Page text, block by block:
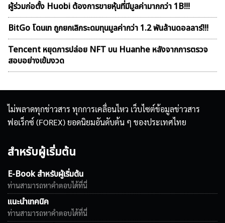
ผู้ร่วมก่อตั้ง Huobi ต้องการขายหุ้นที่มีมูลค่ามากกว่า 1B!!!
BitGo โดนเท ถูกยกเลิกระดมทุนมูลค่ากว่า 1.2 พันล้านดอลลาร์!!!
Tencent หยุดการปล่อย NFT บน Huanhe หลังจากการตรวจ
สอบอย่างเข้มงวด
ไม่พลาดทุกข่าวสาร ทุกการเคลื่อนไหว เว็บไซต์ข้อมูลข่าวสาร
ฟอเร็กซ์ (FOREX) ยอดนิยมอันดับต้น ๆ ของประเทศไทย
สำหรับผู้เริ่มต้น
E-Book สำหรับผู้เริ่มต้น
ท่านสามารถหาคำตอบได้ที่นี่
แนะนำเทคนิค
ท่านสามารถหาคำตอบได้ที่นี่